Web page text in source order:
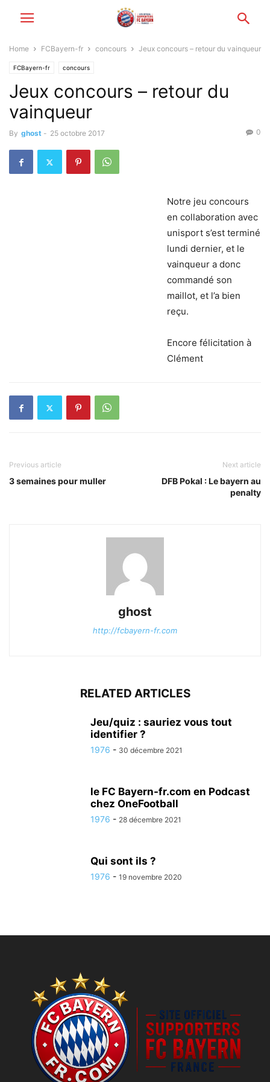
Home FCBayern-fr concours Jeux concours – retour du vainqueur
FCBayern-fr concours
Jeux concours – retour du
vainqueur
By ghost - 25 octobre 2017 0
Notre jeu concours
en collaboration avec
unisport s’est terminé
lundi dernier, et le
vainqueur a donc
commandé son
maillot, et l’a bien
reçu.
Encore félicitation à
Clément
Previous article
3 semaines pour muller
Next article
DFB Pokal : Le bayern au
penalty
ghost
http://fcbayern-fr.com
RELATED ARTICLES
Jeu/quiz : sauriez vous tout
identifier ?
1976 - 30 décembre 2021
le FC Bayern-fr.com en Podcast
chez OneFootball
1976 - 28 décembre 2021
Qui sont ils ?
1976 - 19 novembre 2020